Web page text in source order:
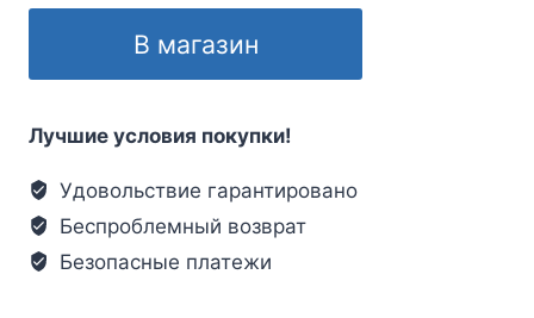
В магазин
Лучшие условия покупки!
Удовольствие гарантировано
Беспроблемный возврат
Безопасные платежи